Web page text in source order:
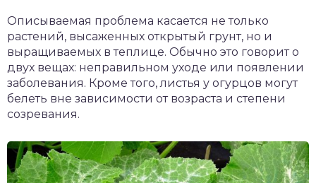
Описываемая проблема касается не только
растений, высаженных открытый грунт, но и
выращиваемых в теплице. Обычно это говорит о
двух вещах: неправильном уходе или появлении
заболевания. Кроме того, листья у огурцов могут
белеть вне зависимости от возраста и степени
созревания.